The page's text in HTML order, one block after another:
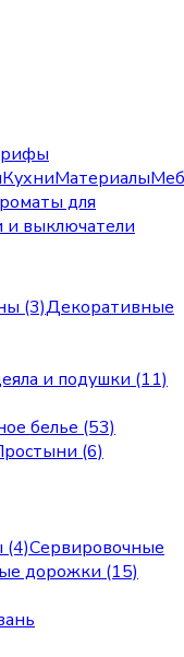
КухниМатериалы
для
и выключатели
(3)Декоративные
и подушки (11)
белье (53)
(6)
(4)Сервировочные
дорожки (15)